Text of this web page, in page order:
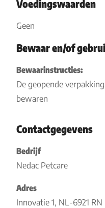
Voedingswaarden
Geen
Bewaar en/of
Bewaarinstructies:
De geopende
bewaren
Contactgegevens
Bedrijf
Nedac Petcare
Adres
Innovatie 1, NL-6921 RN